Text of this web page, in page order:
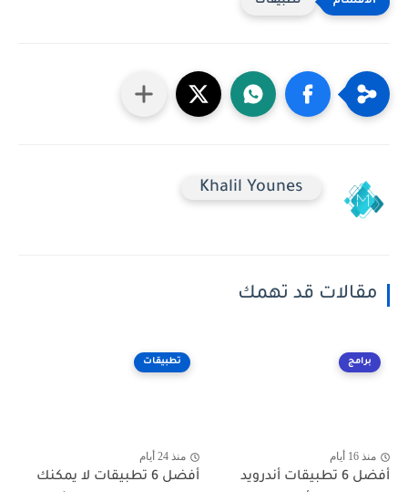
Khalil Younes
مقالات قد تهمك
برامج
منذ 16 أيام
أفضل 6 تطبيقات أندرويد
تطبيقات
منذ 24 أيام
أفضل 6 تطبيقات لا يمكنك